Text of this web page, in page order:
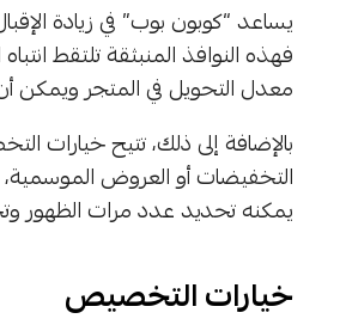
يساعد “كوبون بوب” في زيادة
فهذه النوافذ المنبثقة تلتقط
معدل التحويل في المتجر ويمكن
بالإضافة إلى ذلك، تتيح خيارات
التخفيضات أو العروض الموسمية،
يمكنه تحديد عدد مرات الظهور
خيارات التخصيص